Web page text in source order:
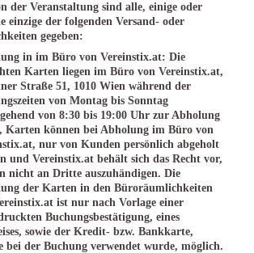
der Veranstaltung sind alle, einige oder
einzige der folgenden Versand- oder
gegeben:
in im Büro von Vereinstix.at: Die
Karten liegen im Büro von Vereinstix.at,
Straße 51, 1010 Wien während der
von Montag bis Sonntag
von 8:30 bis 19:00 Uhr zur Abholung
Karten können bei Abholung im Büro von
nur von Kunden persönlich abgeholt
und Vereinstix.at behält sich das Recht vor,
nicht an Dritte auszuhändigen. Die
der Karten in den Büroräumlichkeiten
ist nur nach Vorlage einer
Buchungsbestätigung, eines
sowie der Kredit- bzw. Bankkarte,
bei der Buchung verwendet wurde, möglich.